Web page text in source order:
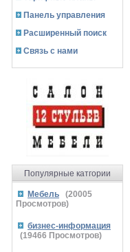
Панель управления
Расширенный поиск
Связь с нами
Популярные катгории
Мебель (20005
Просмотров)
бизнес-информация
(19466 Просмотров)